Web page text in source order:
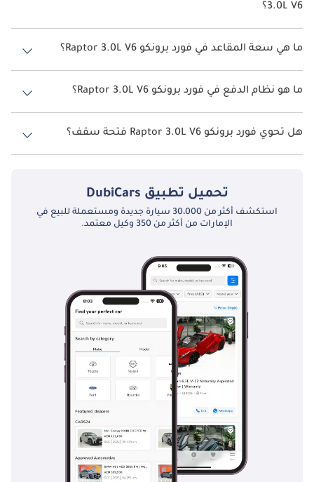
3.0L V6؟
يبلغ معدل استهلاك الوقود المقترح من الشركة المصنعة لسيارة فورد
برونكو 2026 من 7 كم/ليتر - 8 كم/ليتر.
ما هي سعة المقاعد في فورد برونكو Raptor 3.0L V6؟
تتسع فورد برونكو Raptor 3.0L V6 لأ 5 أشخاص.
ما هو نظام الدفع في فورد برونكو Raptor 3.0L V6؟
نظام الدفع في فورد برونكو Front Wheel Drive Raptor 3.0L V6.
هل تحوي فورد برونكو Raptor 3.0L V6 فتحة سقف؟
نعم توفر فورد برونكو Raptor 3.0L V6 فتحة السقف كخيار.
تحميل تطبيق DubiCars
استكشف أكثر من 30،000 سيارة جديدة ومستعملة للبيع في
الإمارات من أكثر من 350 وكيل معتمد.